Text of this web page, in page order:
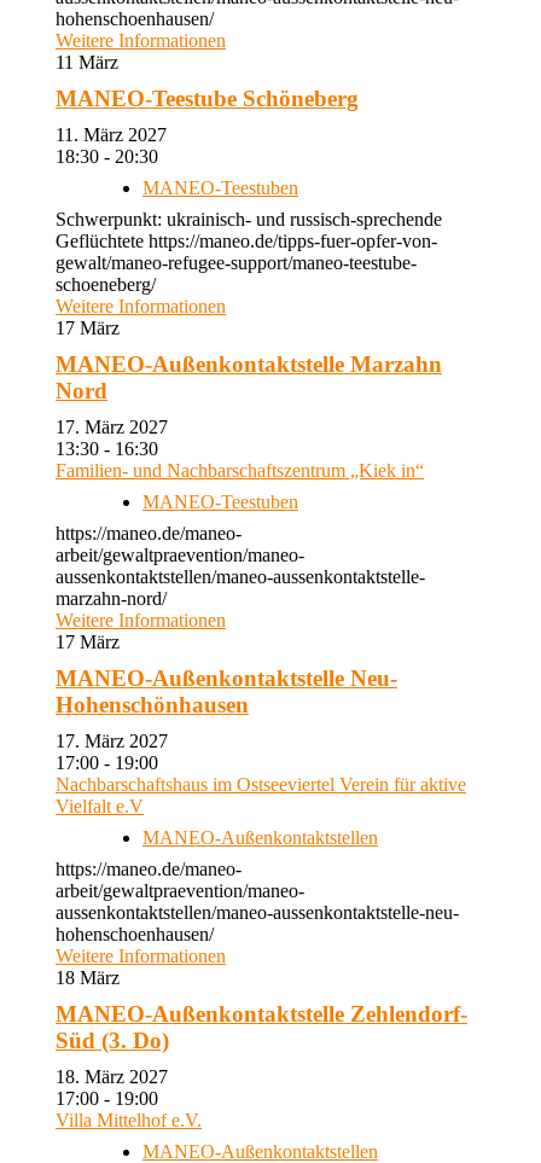
hohenschoenhausen/
Weitere Informationen
11 März
MANEO-Teestube Schöneberg
11. März 2027
18:30 - 20:30
MANEO-Teestuben
Schwerpunkt: ukrainisch- und russisch-sprechende
Geflüchtete https://maneo.de/tipps-fuer-opfer-von-
gewalt/maneo-refugee-support/maneo-teestube-
schoeneberg/
Weitere Informationen
17 März
MANEO-Außenkontaktstelle Marzahn
Nord
17. März 2027
13:30 - 16:30
Familien- und Nachbarschaftszentrum „Kiek in“
MANEO-Teestuben
https://maneo.de/maneo-
arbeit/gewaltpraevention/maneo-
aussenkontaktstellen/maneo-aussenkontaktstelle-
marzahn-nord/
Weitere Informationen
17 März
MANEO-Außenkontaktstelle Neu-
Hohenschönhausen
17. März 2027
17:00 - 19:00
Nachbarschaftshaus im Ostseeviertel Verein für aktive
Vielfalt e.V
MANEO-Außenkontaktstellen
https://maneo.de/maneo-
arbeit/gewaltpraevention/maneo-
aussenkontaktstellen/maneo-aussenkontaktstelle-neu-
hohenschoenhausen/
Weitere Informationen
18 März
MANEO-Außenkontaktstelle Zehlendorf-
Süd (3. Do)
18. März 2027
17:00 - 19:00
Villa Mittelhof e.V.
MANEO-Außenkontaktstellen